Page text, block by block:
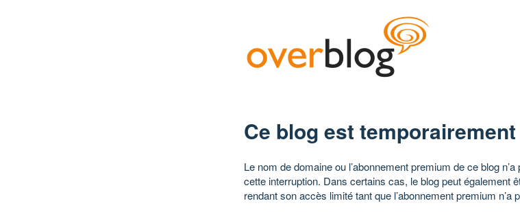
Ce blog est
Le nom de domaine ou l’abonnement premium de ce blog
cette interruption. Dans certains cas, le blog peut également
rendant son accès limité tant que l’abonnement premium n’a